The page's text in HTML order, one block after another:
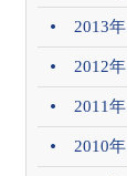
2013年
2012年
2011年
2010年